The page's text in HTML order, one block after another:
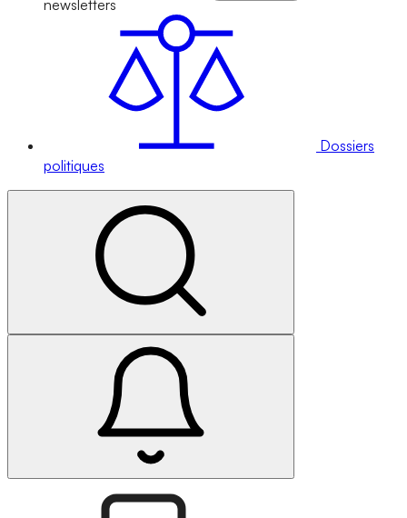
newsletters
Dossiers
politiques